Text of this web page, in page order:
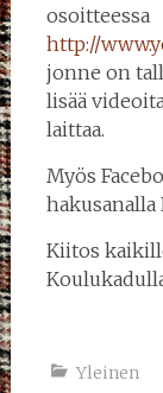
osoitteessa
http://
jonne on
lisää
laittaa.
Myös
hakusanalla
Kiitos
Yleinen